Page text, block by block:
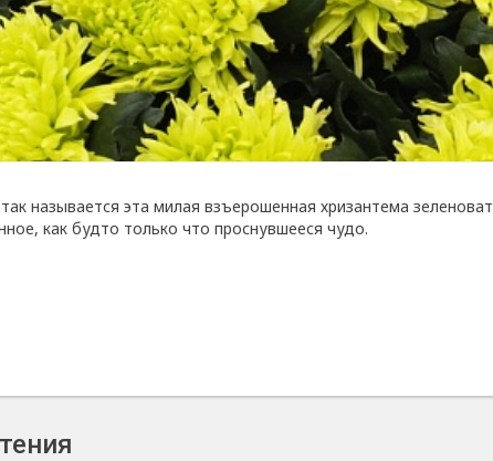
называется эта милая взъерошенная хризантема
как будто только что проснувшееся чудо.